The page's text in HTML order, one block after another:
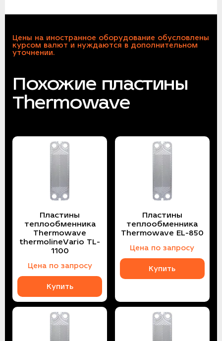
Цены на иностранное оборудование обусловлены
курсом валют и нуждаются в дополнительном
уточнении.
Похожие пластины
Thermowave
Пластины
теплообменника
Thermowave
thermolineVario TL-
1100
Цена по запросу
Купить
Пластины
теплообменника
Thermowave EL-850
Цена по запросу
Купить